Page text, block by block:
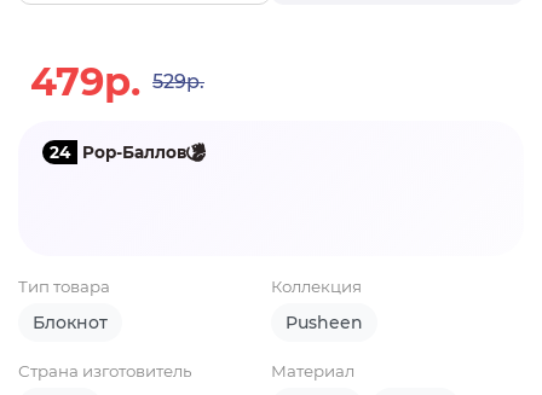
479р. 529р.
24 Pop-Баллов
Тип товара
Блокнот
Коллекция
Pusheen
Страна изготовитель Материал